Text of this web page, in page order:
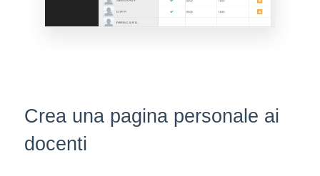
Crea una pagina personale ai
docenti